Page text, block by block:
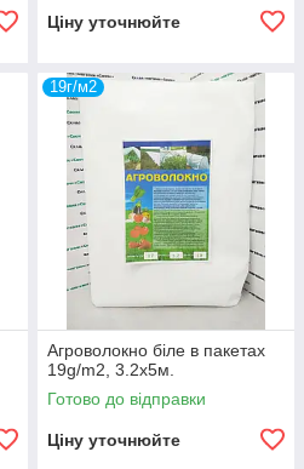
Ціну уточнюйте
19г/м2
Агроволокно біле в пакетах
19g/m2, 3.2х5м.
Готово до відправки
Ціну уточнюйте